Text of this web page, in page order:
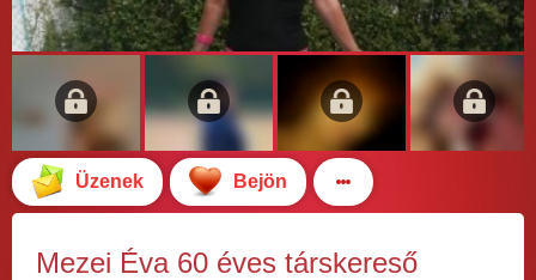
Üzenek Bejön
Mezei Éva 60 éves társkereső